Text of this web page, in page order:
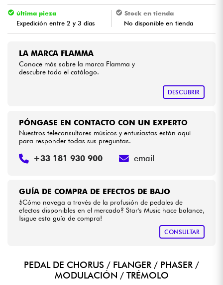
Niños
Cables & Acces.
Ver nuestras marcas
última pieza
Expedición entre 2 y 3 días
Stock en tienda
No disponible en tienda
LA MARCA FLAMMA
Conoce más sobre la marca Flamma y
descubre todo el catálogo.
DESCUBRIR
GUÍA DE COMPRA DE EFECTOS DE BAJO
¿Cómo navega a través de la profusión de pedales de
efectos disponibles en el mercado? Star's Music hace balance,
¡sigue esta guía de compra!
CONSULTAR
PÓNGASE EN CONTACTO CON UN EXPERTO
Nuestros teleconsultores músicos y entusiastas están aquí
para responder todas sus preguntas.
+33 181 930 900 email
PEDAL DE CHORUS / FLANGER / PHASER /
MODULACIÓN / TRÉMOLO